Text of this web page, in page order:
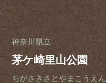
神奈川県立
茅ケ崎里山公園
ちがさきさとやまこうえん